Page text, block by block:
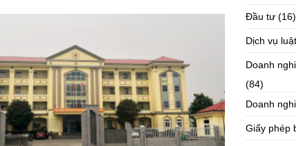
Đầu tư (16)
Dịch vụ
Doanh
(84)
Doanh
Giấy phép